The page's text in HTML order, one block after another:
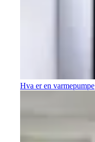
Hva er en varmepumpe